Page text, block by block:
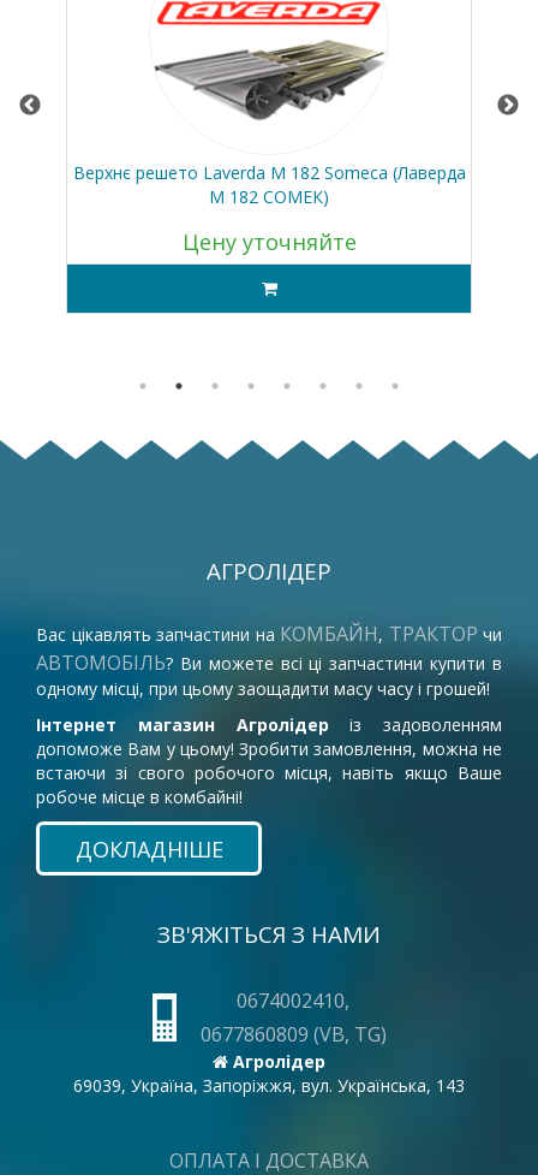
Верхнє решето Laverda M 182 Someca (Лаверда
М 182 СОМЕК)
Цену уточняйте
АГРОЛІДЕР
Вас цікавлять запчастини на КОМБАЙН, ТРАКТОР чи
АВТОМОБІЛЬ? Ви можете всі ці запчастини купити в
одному місці, при цьому заощадити масу часу і грошей!
Інтернет магазин Агролідер із задоволенням
допоможе Вам у цьому! Зробити замовлення, можна не
встаючи зі свого робочого місця, навіть якщо Ваше
робоче місце в комбайні!
ДОКЛАДНІШЕ
ЗВ'ЯЖІТЬСЯ З НАМИ
0674002410,
0677860809 (VB, TG)
Агролідер
69039, Україна, Запоріжжя, вул. Українська, 143
ОПЛАТА І ДОСТАВКА